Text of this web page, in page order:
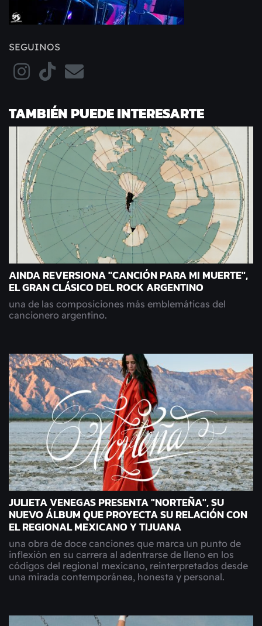
SEGUINOS
TAMBIÉN PUEDE INTERESARTE
AINDA REVERSIONA "CANCIÓN PARA MI MUERTE",
EL GRAN CLÁSICO DEL ROCK ARGENTINO
una de las composiciones más emblemáticas del
cancionero argentino.
JULIETA VENEGAS PRESENTA "NORTEÑA", SU
NUEVO ÁLBUM QUE PROYECTA SU RELACIÓN CON
EL REGIONAL MEXICANO Y TIJUANA
una obra de doce canciones que marca un punto de
inflexión en su carrera al adentrarse de lleno en los
códigos del regional mexicano, reinterpretados desde
una mirada contemporánea, honesta y personal.